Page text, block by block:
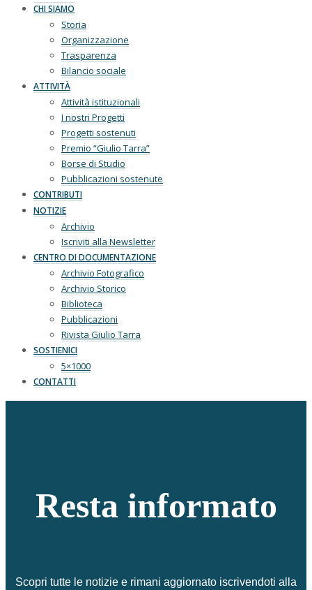
CHI SIAMO
Storia
Organizzazione
Trasparenza
Bilancio sociale
ATTIVITÀ
Attività istituzionali
I nostri Progetti
Progetti sostenuti
Premio “Giulio Tarra”
Borse di Studio
Pubblicazioni sostenute
CONTRIBUTI
NOTIZIE
Archivio
Iscriviti alla Newsletter
CENTRO DI DOCUMENTAZIONE
Archivio Fotografico
Archivio Storico
Biblioteca
Pubblicazioni
Rivista Giulio Tarra
SOSTIENICI
5×1000
CONTATTI
Resta informato
Scopri tutte le notizie e rimani aggiornato iscrivendoti alla